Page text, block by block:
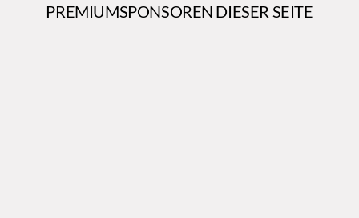
PREMIUMSPONSOREN DIESER SEITE